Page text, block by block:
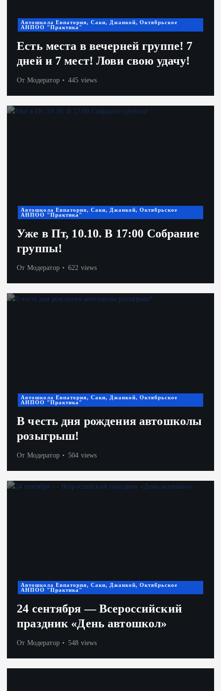
Автошкола Евпатория, Саки, Джанкой, Октябрьское
АНПОО "Практика"
Есть места в вечерней группе! 7
дней и 7 мест! Лови свою удачу!
От Модератор 445 views
Автошкола Евпатория, Саки, Джанкой, Октябрьское
АНПОО "Практика"
Уже в Пт, 10.10. В 17:00 Собрание
группы!
От Модератор 622 views
Автошкола Евпатория, Саки, Джанкой, Октябрьское
АНПОО "Практика"
В честь дня рождения автошколы
розыгрыш!
От Модератор 504 views
Автошкола Евпатория, Саки, Джанкой, Октябрьское
АНПОО "Практика"
24 сентября — Всероссийский
праздник «День автошкол»
От Модератор 548 views